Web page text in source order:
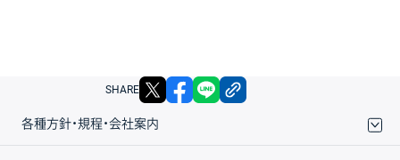
SHARE X facebook
各種方針・規程・会社案内
取引規程・約款
サイトマップ
その他のご案内
個人情報保護方針
最良執行方針
サイトのご利用について
ディスクレイマー
信託保全
リスク説明
会社案内